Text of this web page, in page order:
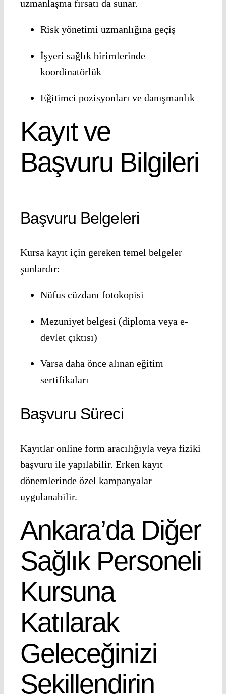
uzmanlaşma fırsatı da sunar.
Risk yönetimi uzmanlığına geçiş
İşyeri sağlık birimlerinde
koordinatörlük
Eğitimci pozisyonları ve danışmanlık
Kayıt ve
Başvuru Bilgileri
Başvuru Belgeleri
Kursa kayıt için gereken temel belgeler
şunlardır:
Nüfus cüzdanı fotokopisi
Mezuniyet belgesi (diploma veya e-
devlet çıktısı)
Varsa daha önce alınan eğitim
sertifikaları
Başvuru Süreci
Kayıtlar online form aracılığıyla veya fiziki
başvuru ile yapılabilir. Erken kayıt
dönemlerinde özel kampanyalar
uygulanabilir.
Ankara’da Diğer
Sağlık Personeli
Kursuna
Katılarak
Geleceğinizi
Şekillendirin